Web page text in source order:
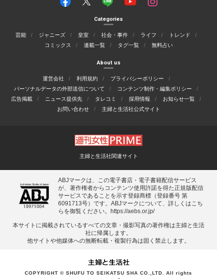
Categories
芸能 ジャニーズ 皇室 社会・事件 ライフ
トレンド
コミックス
連載一覧 タグ一覧 無料占い
About us
運営会社 利用規約
プライバシーポリシー
パーソナルデータの外部送信について
コンテンツ制作・編集ポリシー
広告掲載
ニュース提供先 タレコミ 採用情報
お知らせ一覧
お問い合わせ
主婦と生活社公式サイト
主婦と生活社関連サイト
ABJマークは、この電子書店・電子書籍配信サービス
が、著作権者からコンテンツ使用許諾を得た正規版配信
サービスであることを示す登録商標（登録番号 第
6091713号）です。ABJマークについて、詳しくはこち
らを御覧ください。
https://aebs.or.jp/
本サイトに掲載されているすべての⽂章・撮影写真の著作権は主婦と⽣活
社に帰属します。
他サイトや他媒体への無断転載・複製⾏為は固く禁⽌します。
COPYRIGHT © SHUFU TO SEIKATSU SHA CO.,LTD. All rights